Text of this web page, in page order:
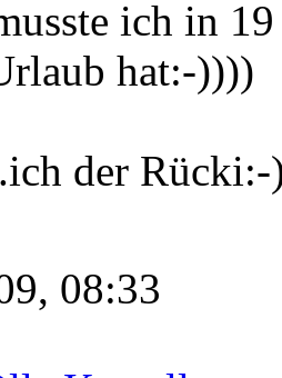
ich in
hat:-))))
der
08:33